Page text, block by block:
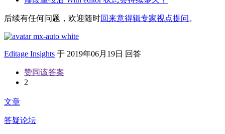
后续有任何问题，欢迎随时回来意得辑专家视点提问 。
Editage Insights 于 2019年06月19日 回答
赞同该答案
2
文章
答疑论坛